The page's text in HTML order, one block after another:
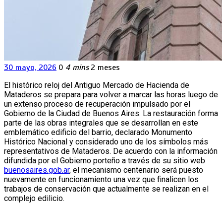
30 mayo, 2026 0 4 mins 2 meses
El histórico reloj del Antiguo Mercado de Hacienda de
Mataderos se prepara para volver a marcar las horas luego de
un extenso proceso de recuperación impulsado por el
Gobierno de la Ciudad de Buenos Aires. La restauración forma
parte de las obras integrales que se desarrollan en este
emblemático edificio del barrio, declarado Monumento
Histórico Nacional y considerado uno de los símbolos más
representativos de Mataderos. De acuerdo con la información
difundida por el Gobierno porteño a través de su sitio web
buenosaires.gob.ar, el mecanismo centenario será puesto
nuevamente en funcionamiento una vez que finalicen los
trabajos de conservación que actualmente se realizan en el
complejo edilicio.